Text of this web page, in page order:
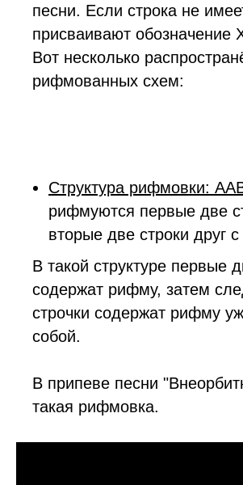
песни. Если строка не
присваивают обозначение
Вот несколько
рифмованных схем:
Структура рифмовки:
рифмуются первые две
вторые две строки друг
В такой структуре первые
содержат рифму, затем
строчки содержат рифму
собой.
В припеве песни
такая рифмовка.